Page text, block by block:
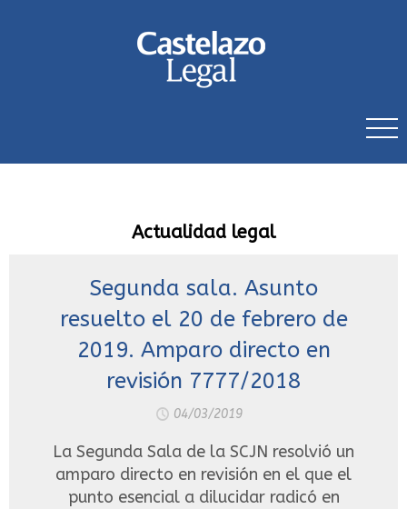
Actualidad legal
Segunda sala. Asunto
resuelto el 20 de febrero de
2019. Amparo directo en
revisión 7777/2018
04/03/2019
La Segunda Sala de la SCJN resolvió un
amparo directo en revisión en el que el
punto esencial a dilucidar radicó en